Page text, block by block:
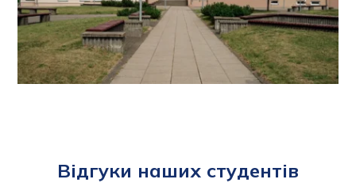
Відгуки наших студентів